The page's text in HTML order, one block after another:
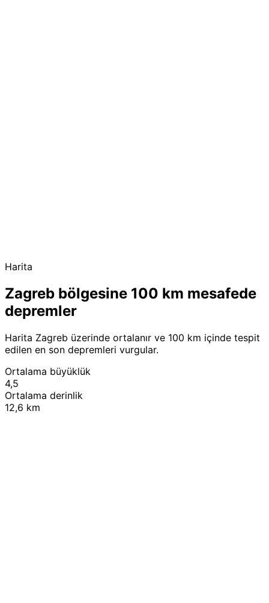
Harita
Zagreb bölgesine 100 km mesafede
depremler
Harita Zagreb üzerinde ortalanır ve 100 km içinde tespit
edilen en son depremleri vurgular.
Ortalama büyüklük
4,5
Ortalama derinlik
12,6 km